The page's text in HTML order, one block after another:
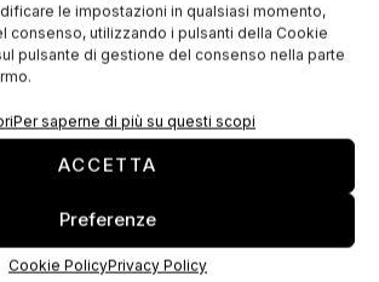
le impostazioni in qualsiasi momento,
consenso, utilizzando i pulsanti della Cookie
pulsante di gestione del consenso nella parte
Per saperne di più su questi scopi
ACCETTA
Preferenze
Cookie PolicyPrivacy Policy
dalla sofferenza animale
che impiegano acidi e metalli
i terreni e le acque. Inoltre la
delle pelli classicheha rilevanti
degli addetti alla conciatura.
di nuove pelli vegetali, fondata
etica, tutela della salute dei